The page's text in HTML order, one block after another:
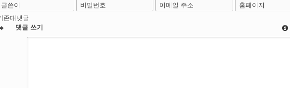
글쓴이 비밀번호 이메일 주소
홈페이지
존대댓글
댓글 쓰기